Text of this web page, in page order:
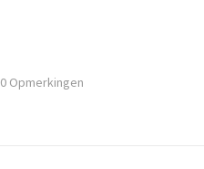
0 Opmerkingen